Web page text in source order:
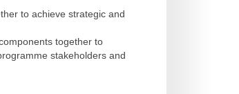
to achieve strategic and
together to
stakeholders and